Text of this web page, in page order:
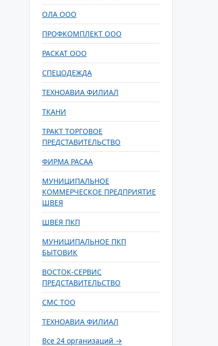
ОЛА ООО
ПРОФКОМПЛЕКТ ООО
РАСКАТ ООО
СПЕЦОДЕЖДА
ТЕХНОАВИА ФИЛИАЛ
ТКАНИ
ТРАКТ ТОРГОВОЕ
ПРЕДСТАВИТЕЛЬСТВО
ФИРМА РАСАА
МУНИЦИПАЛЬНОЕ
КОММЕРЧЕСКОЕ ПРЕДПРИЯТИЕ
ШВЕЯ
ШВЕЯ ПКП
МУНИЦИПАЛЬНОЕ ПКП
БЫТОВИК
ВОСТОК-СЕРВИС
ПРЕДСТАВИТЕЛЬСТВО
СМС ТОО
ТЕХНОАВИА ФИЛИАЛ
Все 24 организаций →